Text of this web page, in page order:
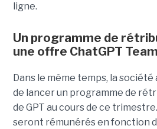
ligne.
Un programme de
une offre ChatGPT
Dans le même temps, la
de lancer un programme de
de GPT au cours de ce
seront rémunérés en fonction